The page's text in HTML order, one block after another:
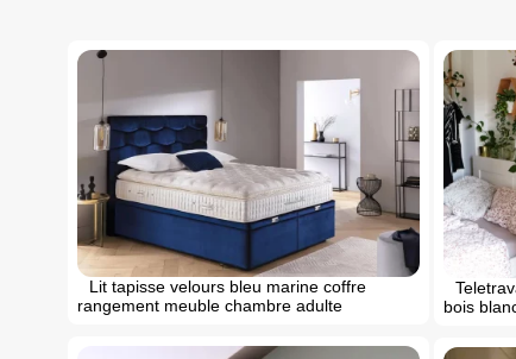
Lit tapisse velours bleu marine coffre
rangement meuble chambre adulte
bois